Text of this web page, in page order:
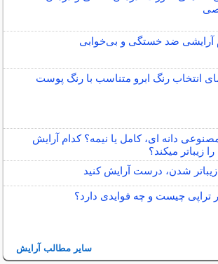
آرایشی ضد خستگی و بی‌خوابی
انتخاب رنگ ابرو متناسب با رنگ پوست
دانه ای، کامل یا نیمه؟ کدام آرایش
زیباتر میکند؟
زیباتر شدن، درست آرایش کنید
تراپی چیست و چه فوایدی دارد؟
سایر مطالب آرایش